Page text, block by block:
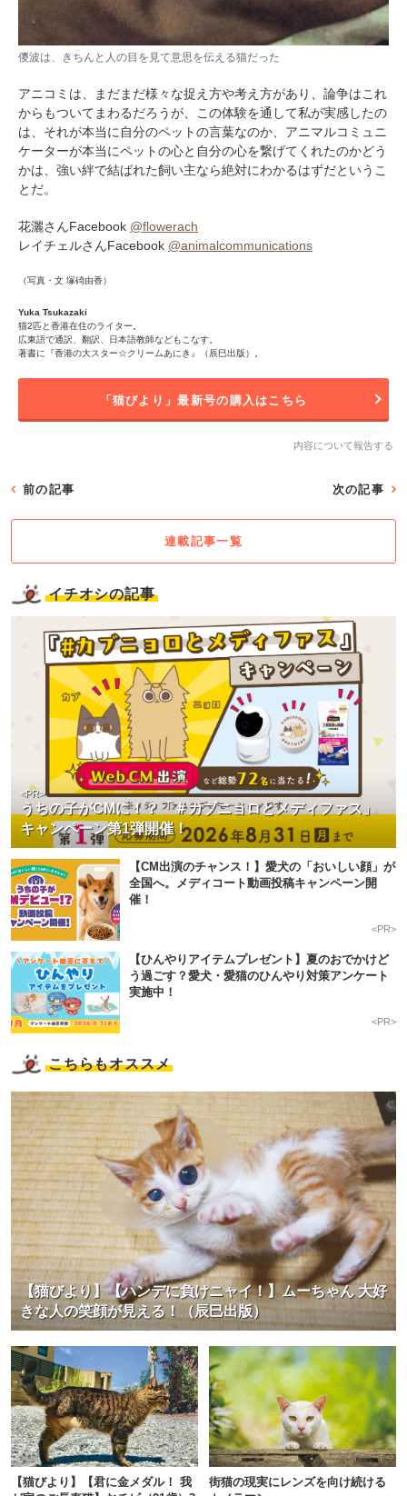
儍波は、きちんと人の目を見て意思を伝える猫だった
アニコミは、まだまだ様々な捉え方や考え方があり、論争はこれ
からもついてまわるだろうが、この体験を通して私が実感したの
は、それが本当に自分のペットの言葉なのか、アニマルコミュニ
ケーターが本当にペットの心と自分の心を繋げてくれたのかどう
かは、強い絆で結ばれた飼い主なら絶対にわかるはずだというこ
とだ。
花灑さんFacebook @flowerach
レイチェルさんFacebook @animalcommunications
（写真・文 塚碕由香）
Yuka Tsukazaki
猫2匹と香港在住のライター。
広東語で通訳、翻訳、日本語教師などもこなす。
著書に『香港の大スター☆クリームあにき』（辰巳出版）。
「猫びより」最新号の購入はこちら
内容について報告する
前の記事 次の記事
連載記事一覧
イチオシの記事
うちの子がCMに！？「＃カブニョロとメディファス」
キャンペーン第1弾開催！
<PR>
【CM出演のチャンス！】愛犬の「おいしい顔」が
全国へ。メディコート動画投稿キャンペーン開
催！
<PR>
【ひんやりアイテムプレゼント】夏のおでかけど
う過ごす？愛犬・愛猫のひんやり対策アンケート
実施中！
<PR>
こちらもオススメ
【猫びより】【ハンデに負けニャイ！】ムーちゃん 大好
きな人の笑顔が見える！（辰巳出版）
【猫びより】【君に金メダル！ 我
街猫の現実にレンズを向け続ける